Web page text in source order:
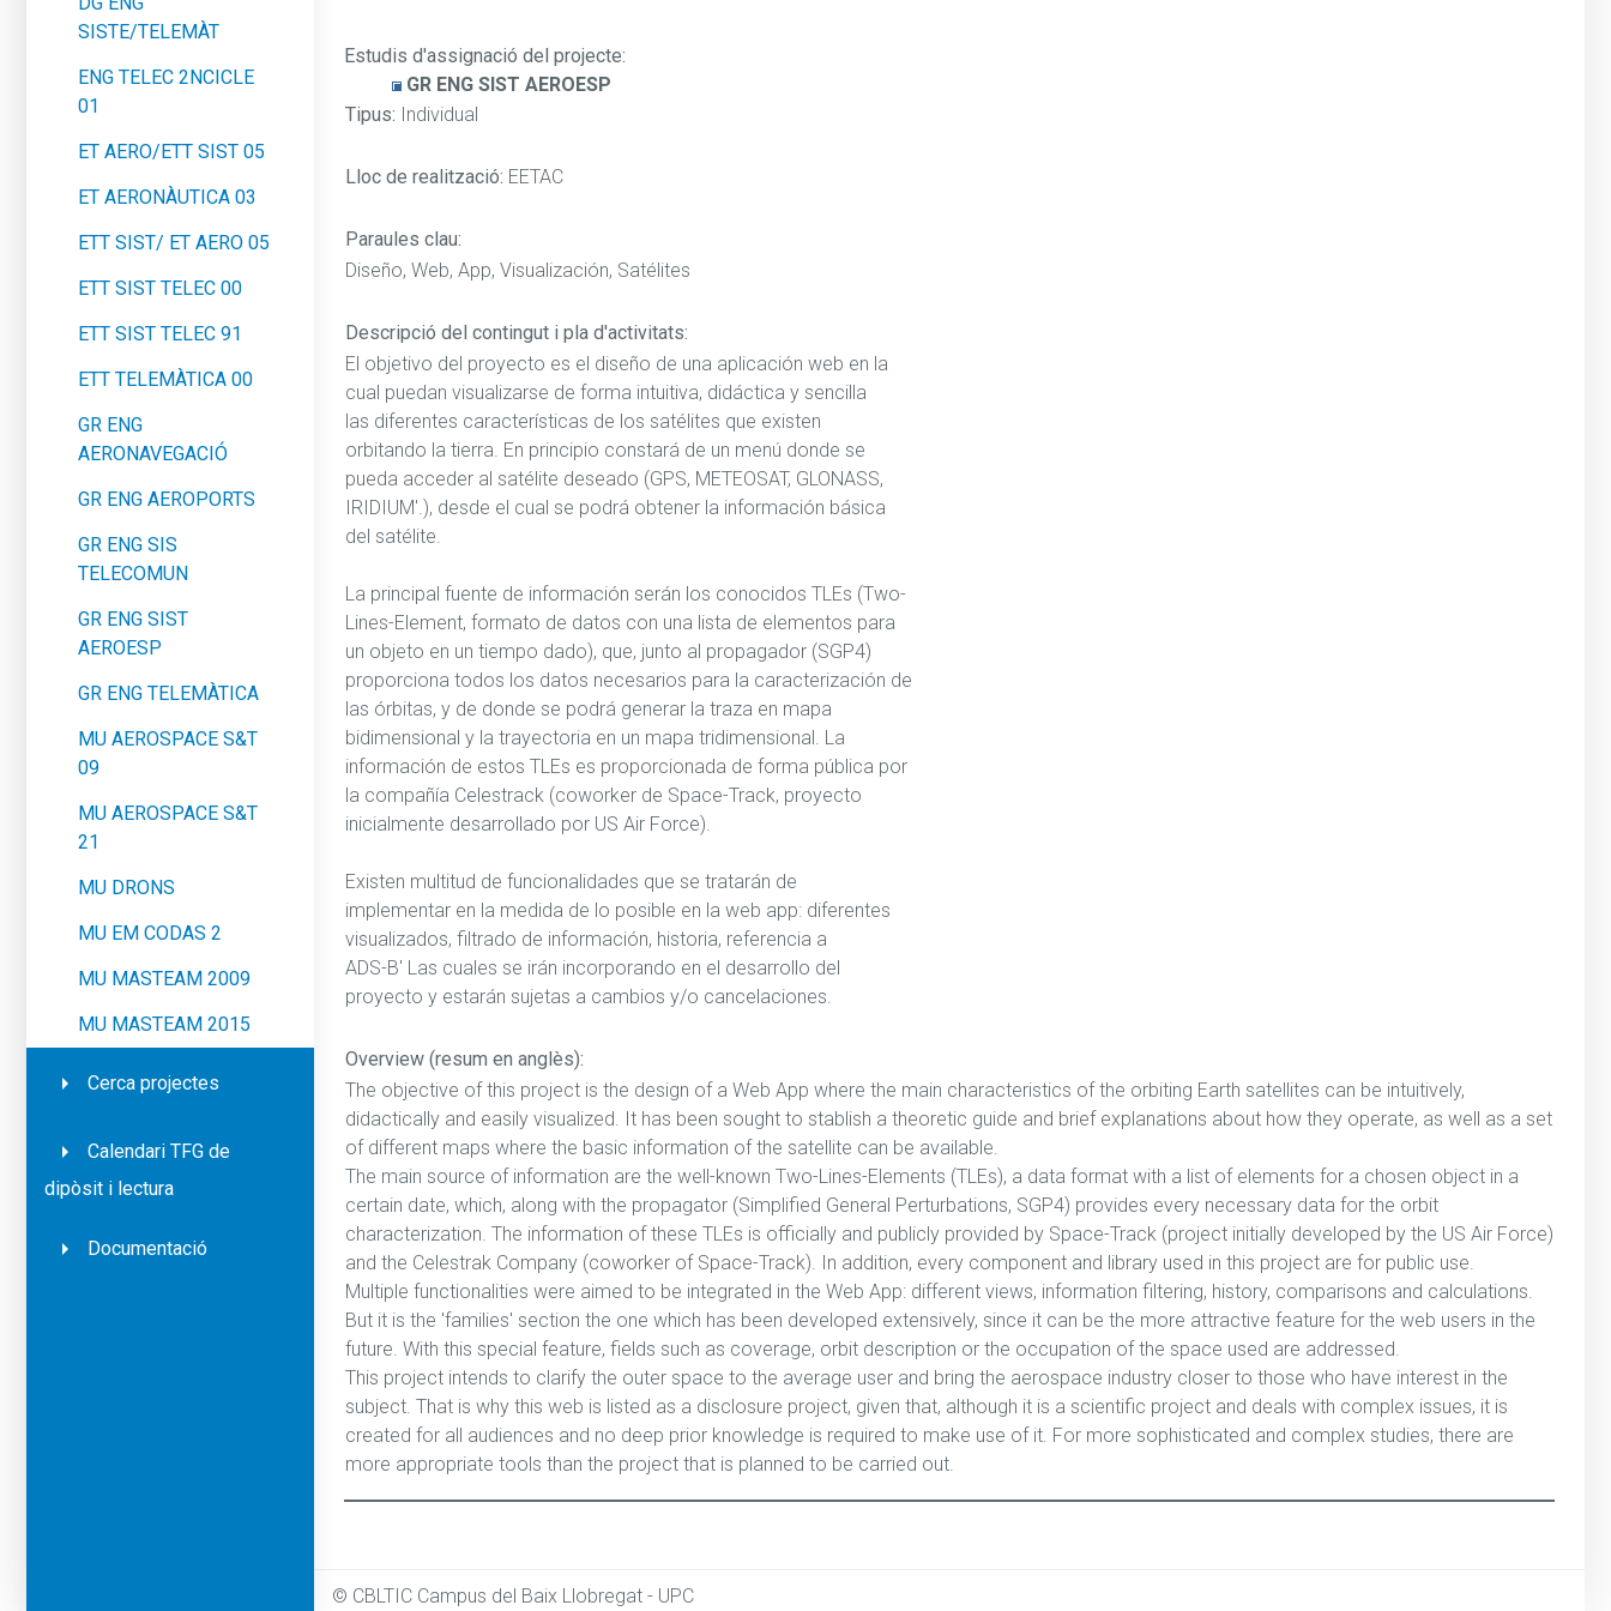
SISTE/TELEMÀT
ENG TELEC 2NCICLE
01
ET AERO/ETT SIST 05
ET AERONÀUTICA 03
ETT SIST/ ET AERO 05
ETT SIST TELEC 00
ETT SIST TELEC 91
ETT TELEMÀTICA 00
GR ENG
AERONAVEGACIÓ
GR ENG AEROPORTS
GR ENG SIS
TELECOMUN
GR ENG SIST
AEROESP
GR ENG TELEMÀTICA
MU AEROSPACE S&T
09
MU AEROSPACE S&T
21
MU DRONS
MU EM CODAS 2
MU MASTEAM 2009
MU MASTEAM 2015
Cerca projectes
Calendari TFG de
dipòsit i lectura
Documentació
Estudis d'assignació del projecte:
GR ENG SIST AEROESP
Tipus: Individual
Lloc de realització: EETAC
Paraules clau:
Diseño, Web, App, Visualización, Satélites
Descripció del contingut i pla d'activitats:
El objetivo del proyecto es el diseño de una aplicación web en la
cual puedan visualizarse de forma intuitiva, didáctica y sencilla
las diferentes características de los satélites que existen
orbitando la tierra. En principio constará de un menú donde se
pueda acceder al satélite deseado (GPS, METEOSAT, GLONASS,
IRIDIUM'.), desde el cual se podrá obtener la información básica
del satélite.
La principal fuente de información serán los conocidos TLEs (Two-
Lines-Element, formato de datos con una lista de elementos para
un objeto en un tiempo dado), que, junto al propagador (SGP4)
proporciona todos los datos necesarios para la caracterización de
las órbitas, y de donde se podrá generar la traza en mapa
bidimensional y la trayectoria en un mapa tridimensional. La
información de estos TLEs es proporcionada de forma pública por
la compañía Celestrack (coworker de Space-Track, proyecto
inicialmente desarrollado por US Air Force).
Existen multitud de funcionalidades que se tratarán de
implementar en la medida de lo posible en la web app: diferentes
visualizados, filtrado de información, historia, referencia a
ADS-B' Las cuales se irán incorporando en el desarrollo del
proyecto y estarán sujetas a cambios y/o cancelaciones.
Overview (resum en anglès):
The objective of this project is the design of a Web App where the main characteristics of the orbiting Earth satellites can be intuitively,
didactically and easily visualized. It has been sought to stablish a theoretic guide and brief explanations about how they operate, as well as a set
of different maps where the basic information of the satellite can be available.
The main source of information are the well-known Two-Lines-Elements (TLEs), a data format with a list of elements for a chosen object in a
certain date, which, along with the propagator (Simplified General Perturbations, SGP4) provides every necessary data for the orbit
characterization. The information of these TLEs is officially and publicly provided by Space-Track (project initially developed by the US Air Force)
and the Celestrak Company (coworker of Space-Track). In addition, every component and library used in this project are for public use.
Multiple functionalities were aimed to be integrated in the Web App: different views, information filtering, history, comparisons and calculations.
But it is the 'families' section the one which has been developed extensively, since it can be the more attractive feature for the web users in the
future. With this special feature, fields such as coverage, orbit description or the occupation of the space used are addressed.
This project intends to clarify the outer space to the average user and bring the aerospace industry closer to those who have interest in the
subject. That is why this web is listed as a disclosure project, given that, although it is a scientific project and deals with complex issues, it is
created for all audiences and no deep prior knowledge is required to make use of it. For more sophisticated and complex studies, there are
more appropriate tools than the project that is planned to be carried out.
© CBLTIC Campus del Baix Llobregat - UPC